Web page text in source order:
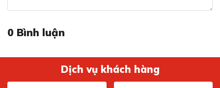
0 Bình luận
Dịch vụ khách hàng